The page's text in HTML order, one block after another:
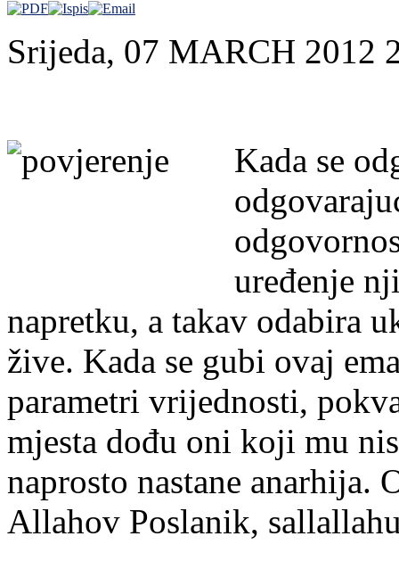
Srijeda, 07 MARCH 2012
Kada se
uređenje
napretku, a takav odabira
žive. Kada se gubi ovaj
parametri vrijednosti,
mjesta dođu oni koji mu
naprosto nastane anarhija.
Allahov Poslanik,